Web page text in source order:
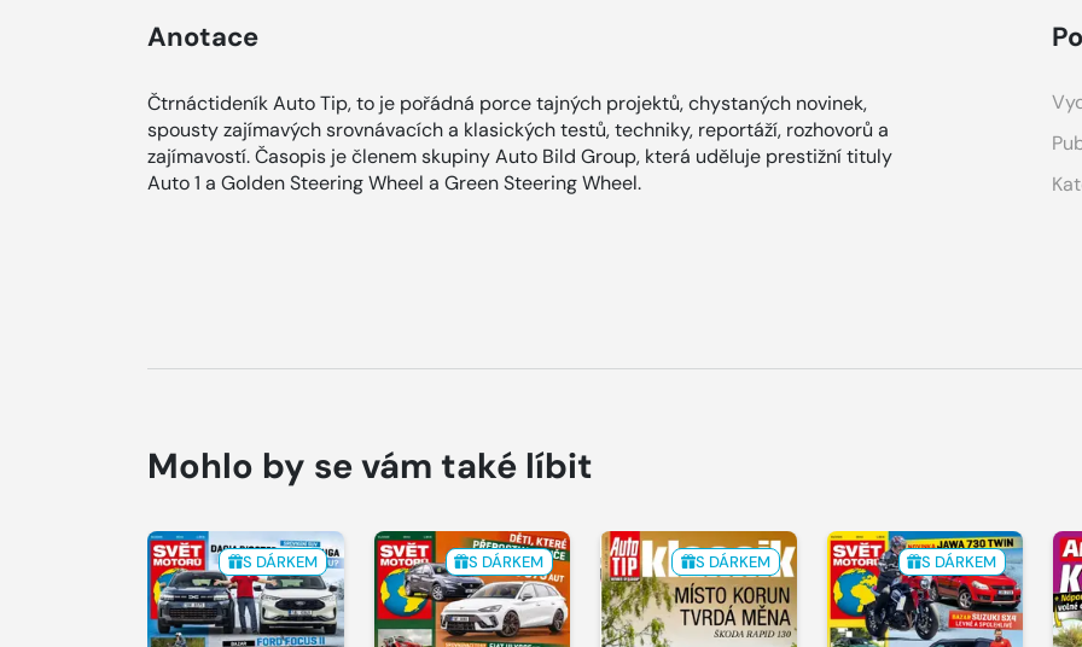
Anotace
Čtrnáctideník Auto Tip, to je pořádná porce tajných projektů, chystaných novinek,
spousty zajímavých srovnávacích a klasických testů, techniky, reportáží, rozhovorů a
zajímavostí. Časopis je členem skupiny Auto Bild Group, která uděluje prestižní tituly
Auto 1 a Golden Steering Wheel a Green Steering Wheel.
Mohlo by se vám také líbit
S DÁRKEM S DÁRKEM S DÁRKEM S DÁRKEM